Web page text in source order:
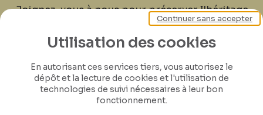
Joignez-vous à nous pour préserver l'héritage
de Félicien Rops ! Partagez vos lettres,
documents et connaissances afin de
les générations futures.
Je contribue
Utilisation des cookies
En autorisant ces services tiers, vous autorisez le
dépôt et la lecture de cookies et l'utilisation de
technologies de suivi nécessaires à leur bon
fonctionnement.
Continuer sans accepter